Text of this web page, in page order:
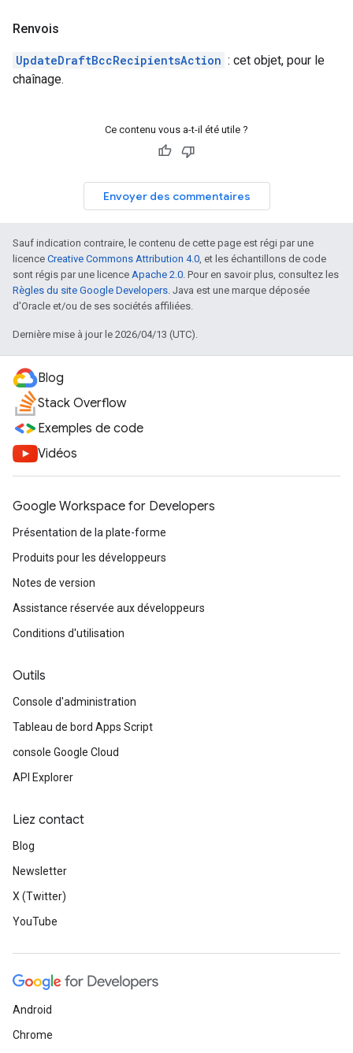
Renvois
UpdateDraftBccRecipientsAction : cet objet, pour le
chaînage.
Ce contenu vous a-t-il été utile ?
Envoyer des commentaires
Sauf indication contraire, le contenu de cette page est régi par une
licence Creative Commons Attribution 4.0, et les échantillons de code
sont régis par une licence Apache 2.0. Pour en savoir plus, consultez les
Règles du site Google Developers. Java est une marque déposée
d'Oracle et/ou de ses sociétés affiliées.
Dernière mise à jour le 2026/04/13 (UTC).
Blog
Stack Overflow
Exemples de code
Vidéos
Google Workspace for Developers
Présentation de la plate-forme
Produits pour les développeurs
Notes de version
Assistance réservée aux développeurs
Conditions d'utilisation
Outils
Console d'administration
Tableau de bord Apps Script
console Google Cloud
API Explorer
Liez contact
Blog
Newsletter
X (Twitter)
YouTube
Android
Chrome